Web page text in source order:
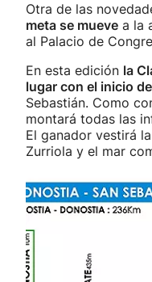
Otra de las
meta se mueve a la
al Palacio de
En esta edición la
lugar con el inicio
Sebastián. Como
montará todas las
El ganador vestirá
Zurriola y el mar